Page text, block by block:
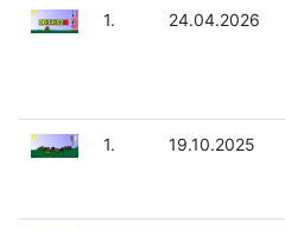
1. 24.04.2026
1. 19.10.2025